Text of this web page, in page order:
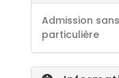
Admission
particulière